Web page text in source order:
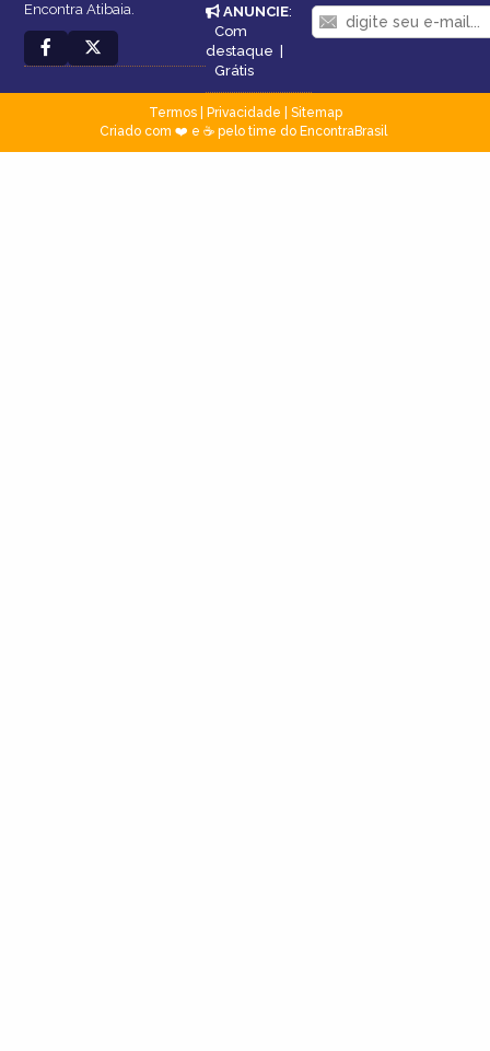
Encontra Atibaia.
ANUNCIE:
Com
destaque
Grátis
Termos| Privacidade
Sitemap
Criado com ❤️ e ☕ pelo time do EncontraBrasil